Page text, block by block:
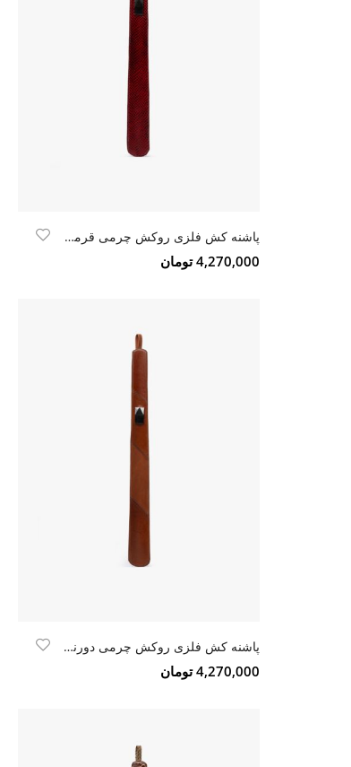
پاشنه کش فلزی روکش چرمی قرمز کروکو
4,270,000 تومان
پاشنه کش فلزی روکش چرمی دورنگ عسلی - قهوه ایی تیره
4,270,000 تومان